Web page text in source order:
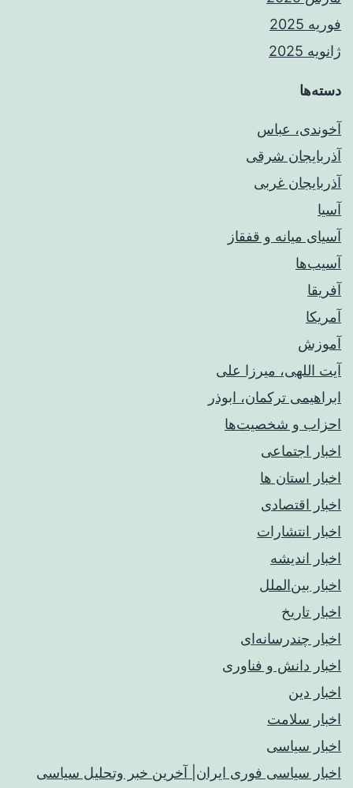
فوریه 2025
ژانویه 2025
دسته‌ها
آخوندی، عباس
آذربایجان شرقی
آذربایجان غربی
آسیا
آسیای میانه و قفقاز
آسیب‌ها
آفریقا
آمریکا
آموزش
آیت اللهی، میرزا علی
ابراهیمی ترکمان، ابوذر
احزاب و شخصیت‌ها
اخبار اجتماعی
اخبار استان ها
اخبار اقتصادی
اخبار انتشارات
اخبار اندیشه
اخبار بین‌الملل
اخبار تاریخ
اخبار چندرسانه‌ای
اخبار دانش و فناوری
اخبار دین
اخبار سلامت
اخبار سیاسی
اخبار سیاسی فوری ایران| آخرین خبر وتحلیل سیاسی